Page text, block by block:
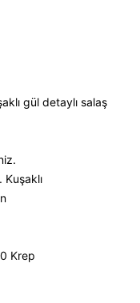
gül detaylı salaş
Krep